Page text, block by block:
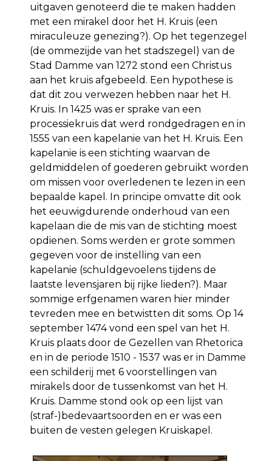
uitgaven genoteerd die te maken hadden
met een mirakel door het H. Kruis (een
miraculeuze genezing?). Op het tegenzegel
(de ommezijde van het stadszegel) van de
Stad Damme van 1272 stond een Christus
aan het kruis afgebeeld. Een hypothese is
dat dit zou verwezen hebben naar het H.
Kruis. In 1425 was er sprake van een
processiekruis dat werd rondgedragen en in
1555 van een kapelanie van het H. Kruis. Een
kapelanie is een stichting waarvan de
geldmiddelen of goederen gebruikt worden
om missen voor overledenen te lezen in een
bepaalde kapel. In principe omvatte dit ook
het eeuwigdurende onderhoud van een
kapelaan die de mis van de stichting moest
opdienen. Soms werden er grote sommen
gegeven voor de instelling van een
kapelanie (schuldgevoelens tijdens de
laatste levensjaren bij rijke lieden?). Maar
sommige erfgenamen waren hier minder
tevreden mee en betwistten dit soms. Op 14
september 1474 vond een spel van het H.
Kruis plaats door de Gezellen van Rhetorica
en in de periode 1510 - 1537 was er in Damme
een schilderij met 6 voorstellingen van
mirakels door de tussenkomst van het H.
Kruis. Damme stond ook op een lijst van
(straf-)bedevaartsoorden en er was een
buiten de vesten gelegen Kruiskapel.